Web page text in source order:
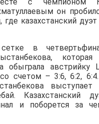
с чемпионом
он
где казахстанский
в
обыграла австрийку
со счетом – 3:6, 6:2,
Казахстанский
и поборется за